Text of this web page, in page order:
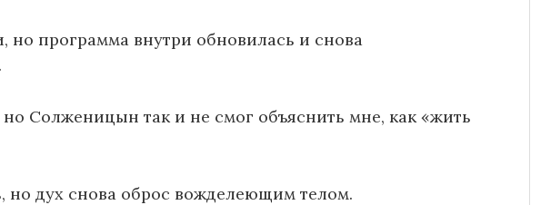
но программа внутри обновилась и снова
Солженицын так и не смог объяснить мне, как «жить
но дух снова оброс вожделеющим телом.